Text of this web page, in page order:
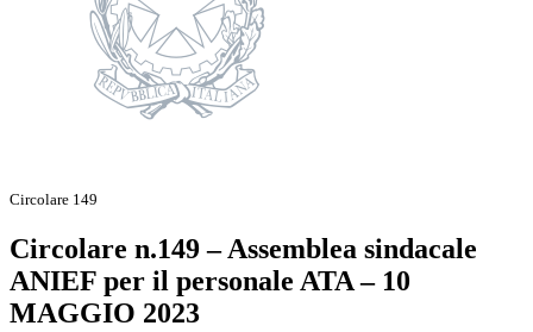
Circolare 149
Circolare n.149 – Assemblea sindacale
ANIEF per il personale ATA – 10
MAGGIO 2023